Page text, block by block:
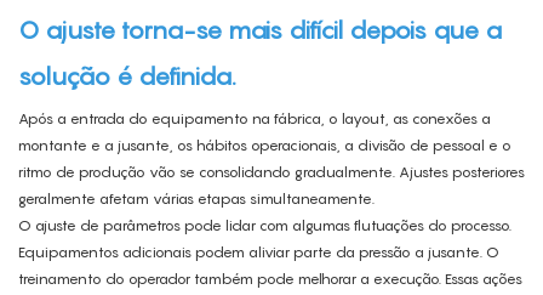
O ajuste torna-se mais difícil depois que a
solução é definida.
Após a entrada do equipamento na fábrica, o layout, as conexões a
montante e a jusante, os hábitos operacionais, a divisão de pessoal e o
ritmo de produção vão se consolidando gradualmente. Ajustes posteriores
geralmente afetam várias etapas simultaneamente.
O ajuste de parâmetros pode lidar com algumas flutuações do processo.
Equipamentos adicionais podem aliviar parte da pressão a jusante. O
treinamento do operador também pode melhorar a execução. Essas ações